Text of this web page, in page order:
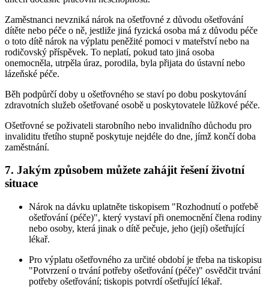
Zaměstnanci nevzniká nárok na ošetřovné z důvodu ošetřování
dítěte nebo péče o ně, jestliže jiná fyzická osoba má z důvodu péče
o toto dítě nárok na výplatu peněžité pomoci v mateřství nebo na
rodičovský příspěvek. To neplatí, pokud tato jiná osoba
onemocněla, utrpěla úraz, porodila, byla přijata do ústavní nebo
lázeňské péče.
Běh podpůrčí doby u ošetřovného se staví po dobu poskytování
zdravotních služeb ošetřované osobě u poskytovatele lůžkové péče.
Ošetřovné se poživateli starobního nebo invalidního důchodu pro
invaliditu třetího stupně poskytuje nejdéle do dne, jímž končí doba
zaměstnání.
7. Jakým způsobem můžete zahájit řešení životní
situace
Nárok na dávku uplatněte tiskopisem "Rozhodnutí o potřebě
ošetřování (péče)", který vystaví při onemocnění člena rodiny
nebo osoby, která jinak o dítě pečuje, jeho (její) ošetřující
lékař.
Pro výplatu ošetřovného za určité období je třeba na tiskopisu
"Potvrzení o trvání potřeby ošetřování (péče)" osvědčit trvání
potřeby ošetřování; tiskopis potvrdí ošetřující lékař.